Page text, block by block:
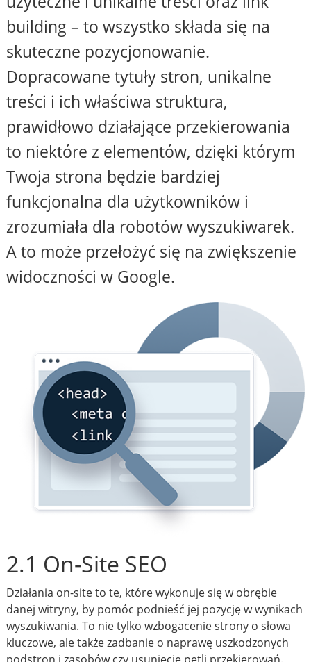
building – to wszystko składa się na
skuteczne pozycjonowanie.
Dopracowane tytuły stron, unikalne
treści i ich właściwa struktura,
prawidłowo działające przekierowania
to niektóre z elementów, dzięki którym
Twoja strona będzie bardziej
funkcjonalna dla użytkowników i
zrozumiała dla robotów wyszukiwarek.
A to może przełożyć się na zwiększenie
widoczności w Google.
2.1 On-Site SEO
Działania on-site to te, które wykonuje się w obrębie
danej witryny, by pomóc podnieść jej pozycję w wynikach
wyszukiwania. To nie tylko wzbogacenie strony o słowa
kluczowe, ale także zadbanie o naprawę uszkodzonych
podstron i zasobów czy usunięcie pętli przekierowań.